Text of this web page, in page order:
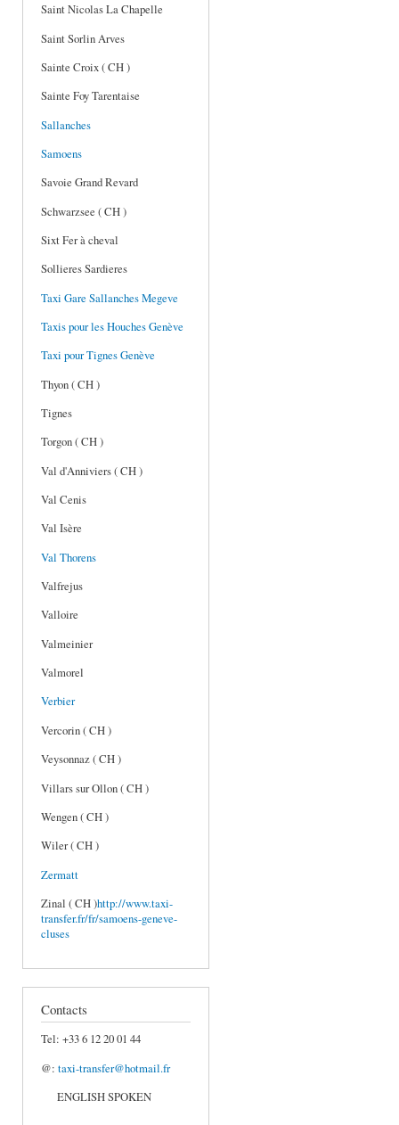
Saint Nicolas La Chapelle
Saint Sorlin Arves
Sainte Croix ( CH )
Sainte Foy Tarentaise
Sallanches
Samoens
Savoie Grand Revard
Schwarzsee ( CH )
Sixt Fer à cheval
Sollieres Sardieres
Taxi Gare Sallanches Megeve
Taxis pour les Houches Genève
Taxi pour Tignes Genève
Thyon ( CH )
Tignes
Torgon ( CH )
Val d'Anniviers ( CH )
Val Cenis
Val Isère
Val Thorens
Valfrejus
Valloire
Valmeinier
Valmorel
Verbier
Vercorin ( CH )
Veysonnaz ( CH )
Villars sur Ollon ( CH )
Wengen ( CH )
Wiler ( CH )
Zermatt
Zinal ( CH )http://www.taxi-
transfer.fr/fr/samoens-geneve-
cluses
Contacts
Tel: +33 6 12 20 01 44
@: taxi-transfer@hotmail.fr
ENGLISH SPOKEN